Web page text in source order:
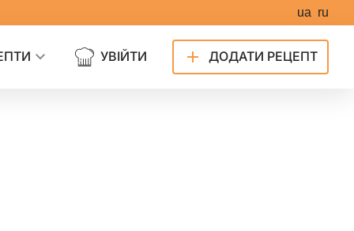
ua ru
УВІЙТИ ДОДАТИ РЕЦЕПТ